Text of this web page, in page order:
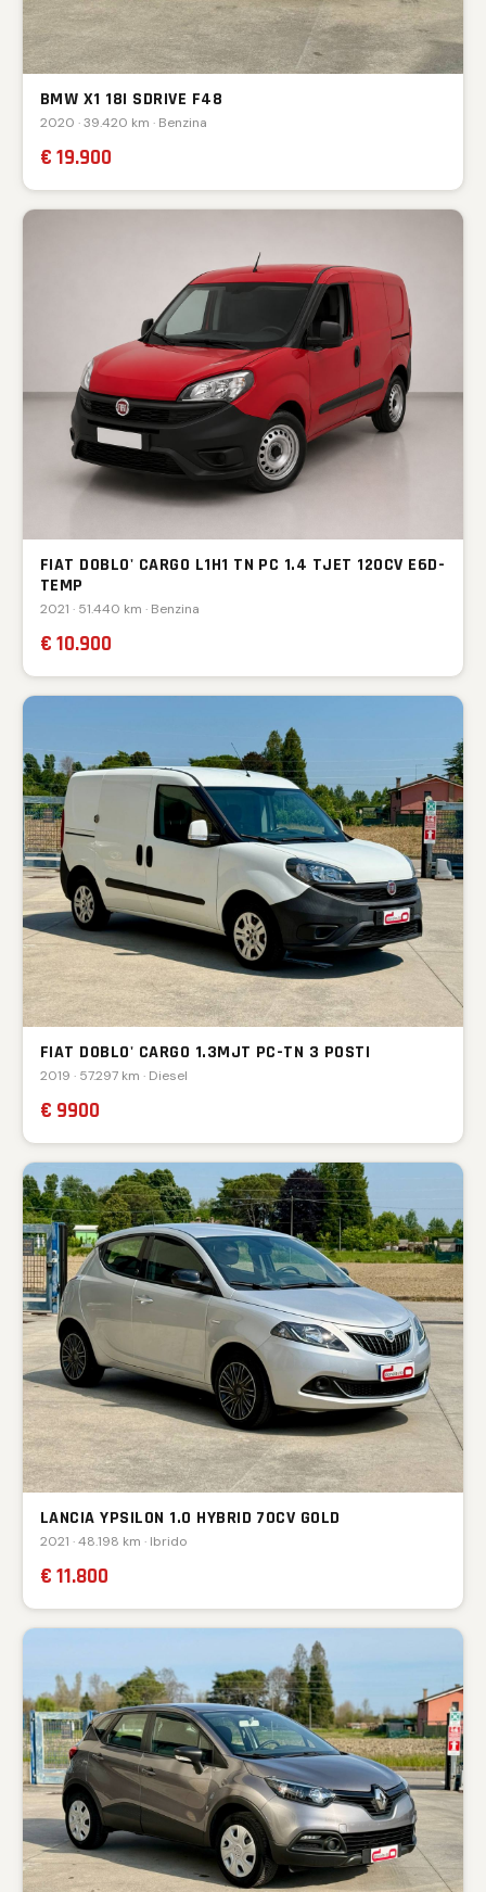
BMW X1 18I SDRIVE F48
2020 · 39.420 km · Benzina
€ 19.900
FIAT DOBLO' CARGO L1H1 TN PC 1.4 TJET 120CV E6D-
TEMP
2021 · 51.440 km · Benzina
€ 10.900
FIAT DOBLO' CARGO 1.3MJT PC-TN 3 POSTI
2019 · 57.297 km · Diesel
€ 9900
LANCIA YPSILON 1.0 HYBRID 70CV GOLD
2021 · 48.198 km · Ibrido
€ 11.800